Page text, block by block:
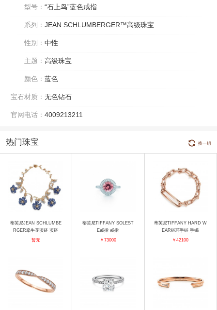
型号： “石上鸟”蓝色戒指
系列： JEAN SCHLUMBERGER™高级珠宝
性别： 中性
主题： 高级珠宝
颜色： 蓝色
宝石材质： 无色钻石
官网电话： 4009213211
热门珠宝 换一组
蒂芙尼JEAN SCHLUMBE
RGER牵牛花项链 项链
暂无
蒂芙尼TIFFANY SOLEST
E戒指 戒指
￥73000
蒂芙尼TIFFANY HARD W
EAR链环手链 手镯
￥42100